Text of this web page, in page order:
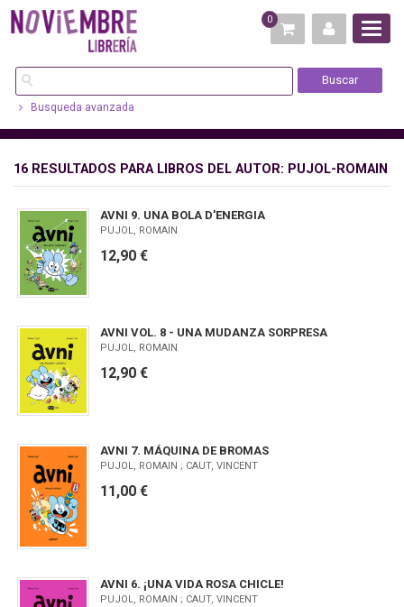
0
Busqueda avanzada
16 RESULTADOS PARA LIBROS DEL AUTOR: PUJOL-ROMAIN
AVNI 9. UNA BOLA D'ENERGIA
PUJOL, ROMAIN
12,90 €
AVNI VOL. 8 - UNA MUDANZA SORPRESA
PUJOL, ROMAIN
12,90 €
AVNI 7. MÁQUINA DE BROMAS
PUJOL, ROMAIN ; CAUT, VINCENT
11,00 €
AVNI 6. ¡UNA VIDA ROSA CHICLE!
PUJOL, ROMAIN ; CAUT, VINCENT